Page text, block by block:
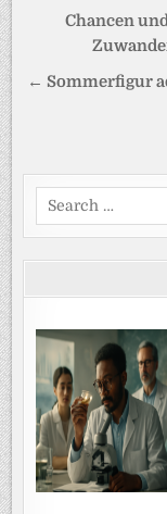
Chancen
← Sommerfigur
Search
for: